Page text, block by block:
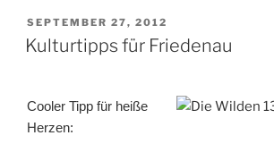
VERÖFFENTLICHT
AM
SEPTEMBER 27, 2012
Kulturtipps für Friedenau
Cooler Tipp für heiße
Herzen: